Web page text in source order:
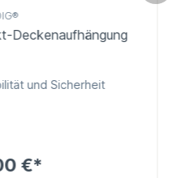
Deckenaufhängung
und Sicherheit
€*